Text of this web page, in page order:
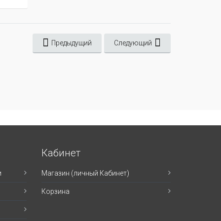
Предыдущий Следующий
Кабинет
Магазин (личный Кабинет)
Корзина